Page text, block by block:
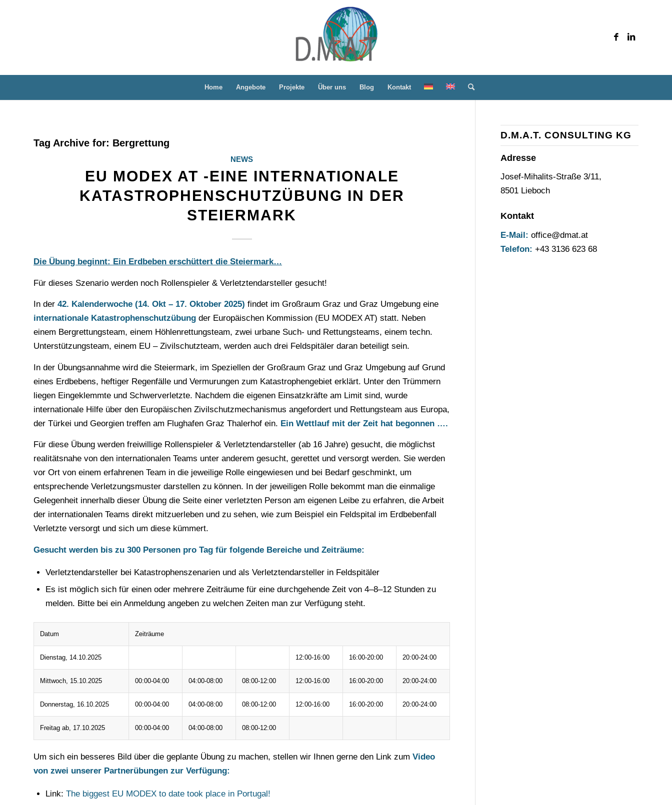
Home Angebote Projekte Über uns Blog Kontakt
Tag Archive for: Bergrettung
NEWS
EU MODEX AT -EINE INTERNATIONALE
KATASTROPHENSCHUTZÜBUNG IN DER
STEIERMARK
Die Übung beginnt: Ein Erdbeben erschüttert die Steiermark…
Für dieses Szenario werden noch Rollenspieler & Verletztendarsteller gesucht!
In der 42. Kalenderwoche (14. Okt – 17. Oktober 2025) findet im Großraum Graz und Graz Umgebung eine
internationale Katastrophenschutzübung der Europäischen Kommission (EU MODEX AT) statt. Neben
einem Bergrettungsteam, einem Höhlenrettungsteam, zwei urbane Such- und Rettungsteams, einem techn.
Unterstützungsteam, einem EU – Zivilschutzteam, werden auch drei Feldspitäler daran beteiligt sein.
In der Übungsannahme wird die Steiermark, im Speziellen der Großraum Graz und Graz Umgebung auf Grund
eines Erdbebens, heftiger Regenfälle und Vermurungen zum Katastrophengebiet erklärt. Unter den Trümmern
liegen Eingeklemmte und Schwerverletzte. Nachdem die eigenen Einsatzkräfte am Limit sind, wurde
internationale Hilfe über den Europäischen Zivilschutzmechanismus angefordert und Rettungsteam aus Europa,
der Türkei und Georgien treffen am Flughafen Graz Thalerhof ein. Ein Wettlauf mit der Zeit hat begonnen ….
Für diese Übung werden freiwillige Rollenspieler & Verletztendarsteller (ab 16 Jahre) gesucht, die möglichst
realitätsnahe von den internationalen Teams unter anderem gesucht, gerettet und versorgt werden. Sie werden
vor Ort von einem erfahrenen Team in die jeweilige Rolle eingewiesen und bei Bedarf geschminkt, um
entsprechende Verletzungsmuster darstellen zu können. In der jeweiligen Rolle bekommt man die einmalige
Gelegenheit innerhalb dieser Übung die Seite einer verletzten Person am eigenen Leibe zu erfahren, die Arbeit
der internationalen Teams direkt mitzuerleben und zu sehen, wie zum Beispiel ein Feldspital im Erdbebenfall
Verletzte versorgt und sich um diese kümmert.
Gesucht werden bis zu 300 Personen pro Tag für folgende Bereiche und Zeiträume:
Verletztendarsteller bei Katastrophenszenarien und als Verletztendarsteller in Feldspitäler
Es ist möglich sich für einen oder mehrere Zeiträume für eine durchgehende Zeit von 4–8–12 Stunden zu
melden. Bitte bei ein Anmeldung angeben zu welchen Zeiten man zur Verfügung steht.
Datum Zeiträume
Dienstag, 14.10.2025 12:00-16:00 16:00-20:00 20:00-24:00
Mittwoch, 15.10.2025 00:00-04:00 04:00-08:00 08:00-12:00 12:00-16:00 16:00-20:00 20:00-24:00
Donnerstag, 16.10.2025 00:00-04:00 04:00-08:00 08:00-12:00 12:00-16:00 16:00-20:00 20:00-24:00
Freitag ab, 17.10.2025 00:00-04:00 04:00-08:00 08:00-12:00
Um sich ein besseres Bild über die geplante Übung zu machen, stellen wir Ihnen gerne den Link zum Video
von zwei unserer Partnerübungen zur Verfügung:
Link: The biggest EU MODEX to date took place in Portugal!
D.M.A.T. CONSULTING KG
Adresse
Josef-Mihalits-Straße 3/11,
8501 Lieboch
Kontakt
E-Mail: office@dmat.at
Telefon: +43 3136 623 68